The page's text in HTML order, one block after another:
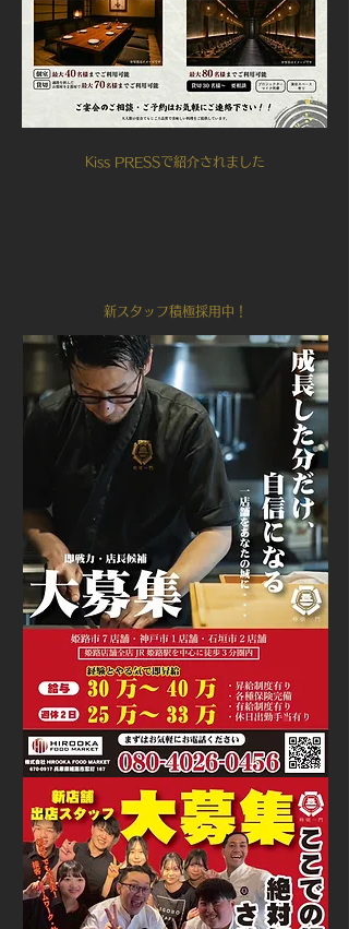
Kiss PRESSで紹介されました
​新スタッフ積極採用中！